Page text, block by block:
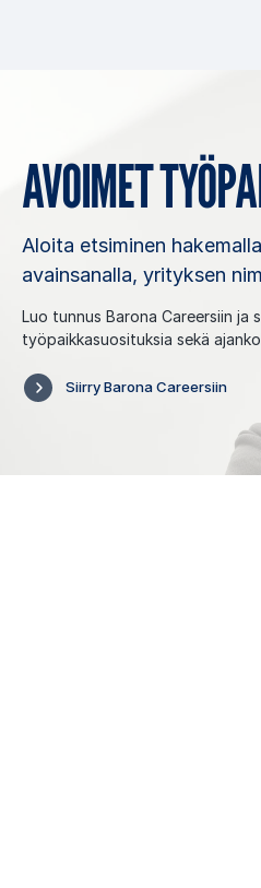
AVOI­MET
Aloita etsiminen
avainsanalla, yrityksen
Luo tunnus Barona Careersiin ja
työpaikkasuosituksia sekä
Siirry Barona Careersiin